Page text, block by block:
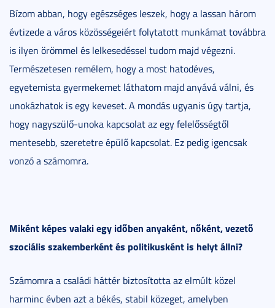
Bízom abban, hogy egészséges leszek, hogy a lassan három
évtizede a város közösségeiért folytatott munkámat továbbra
is ilyen örömmel és lelkesedéssel tudom majd végezni.
Természetesen remélem, hogy a most hatodéves,
egyetemista gyermekemet láthatom majd anyává válni, és
unokázhatok is egy keveset. A mondás ugyanis úgy tartja,
hogy nagyszülő-unoka kapcsolat az egy felelősségtől
mentesebb, szeretetre épülő kapcsolat. Ez pedig igencsak
vonzó a számomra.
Miként képes valaki egy időben anyaként, nőként, vezető
szociális szakemberként és politikusként is helyt állni?
Számomra a családi háttér biztosította az elmúlt közel
harminc évben azt a békés, stabil közeget, amelyben